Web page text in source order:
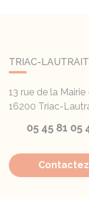
TRIAC-LAUTRAIT
13 rue de la
16200 Triac-
05 45 81 05